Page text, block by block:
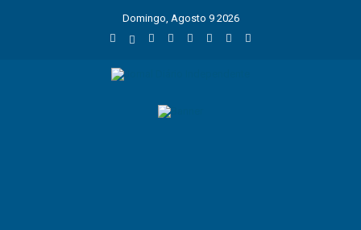
Domingo, Agosto 9 2026